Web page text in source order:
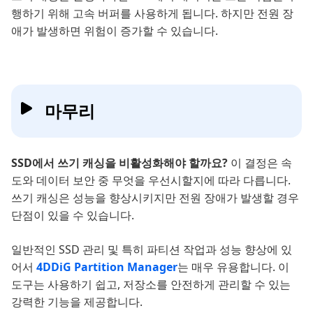
행하기 위해 고속 버퍼를 사용하게 됩니다. 하지만 전원 장
애가 발생하면 위험이 증가할 수 있습니다.
마무리
SSD에서 쓰기 캐싱을 비활성화해야 할까요? 이 결정은 속
도와 데이터 보안 중 무엇을 우선시할지에 따라 다릅니다.
쓰기 캐싱은 성능을 향상시키지만 전원 장애가 발생할 경우
단점이 있을 수 있습니다.
일반적인 SSD 관리 및 특히 파티션 작업과 성능 향상에 있
어서 4DDiG Partition Manager는 매우 유용합니다. 이
도구는 사용하기 쉽고, 저장소를 안전하게 관리할 수 있는
강력한 기능을 제공합니다.